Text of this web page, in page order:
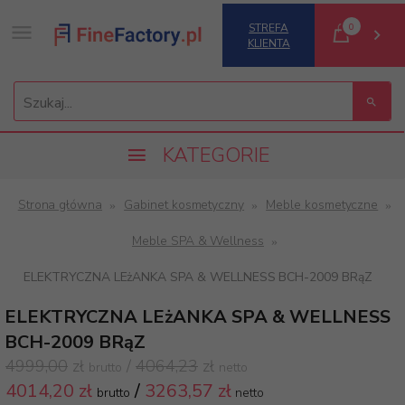
Szukaj...
STREFA
KLIENTA
0
KATEGORIE
Strona główna Gabinet kosmetyczny Meble kosmetyczne
Meble SPA & Wellness
ELEKTRYCZNA LEżANKA SPA & WELLNESS BCH-2009 BRąZ
ELEKTRYCZNA LEżANKA SPA & WELLNESS
BCH-2009 BRąZ
4999,00 zł brutto / 4064,23 zł netto
4014,20 zł brutto / 3263,57 zł netto